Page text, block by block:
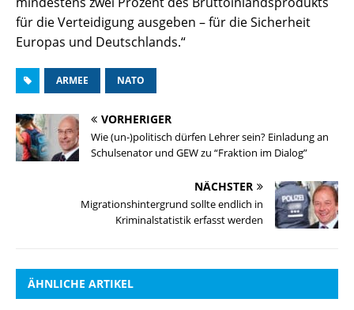
für die Verteidigung ausgeben – für die Sicherheit
Europas und Deutschlands.“
ARMEE NATO
VORHERIGER
Wie (un-)politisch dürfen Lehrer sein? Einladung an
Schulsenator und GEW zu “Fraktion im Dialog”
NÄCHSTER
Migrationshintergrund sollte endlich in
Kriminalstatistik erfasst werden
ÄHNLICHE ARTIKEL